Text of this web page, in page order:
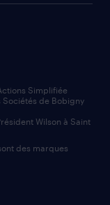
Simplifiée
de Bobigny
Wilson à Saint
des marques